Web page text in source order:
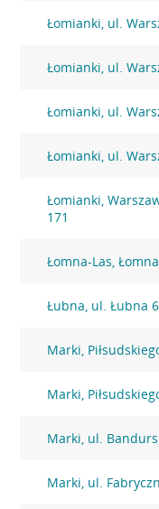
Łomianki, ul.
Łomianki, ul.
Łomianki, ul.
Łomianki, ul.
Łomianki,
171
Łomna-Las,
Łubna, ul. Łubna
Marki,
Marki,
Marki, ul.
Marki, ul.